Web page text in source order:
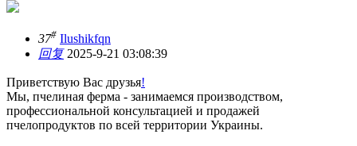
37# Ilushikfqn
回复2025-9-21 03:08:39
Приветствую Вас друзья!
Мы, пчелиная ферма - занимаемся производством,
профессиональной консультацией и продажей
пчелопродуктов по всей территории Украины.